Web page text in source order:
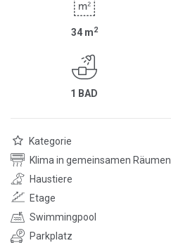
34 m2
1 BAD
Kategorie
Klima in gemeinsamen Räumen
Haustiere
Etage
Swimmingpool
Parkplatz